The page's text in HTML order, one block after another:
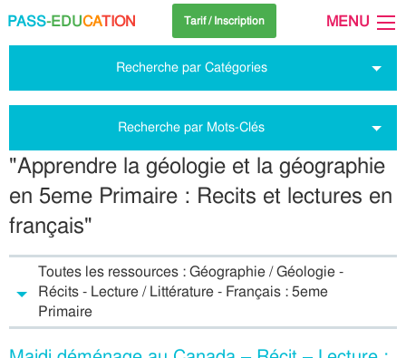
PASS-EDUCATION Tarif / Inscription MENU
Recherche par Catégories
Recherche par Mots-Clés
"Apprendre la géologie et la géographie
en 5eme Primaire : Recits et lectures en
français"
Toutes les ressources : Géographie / Géologie -
Récits - Lecture / Littérature - Français : 5eme
Primaire